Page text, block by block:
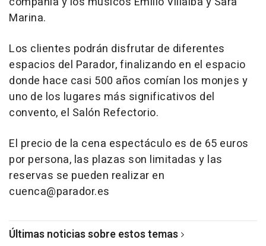
Marina.
Los clientes podrán disfrutar de diferentes
espacios del Parador, finalizando en el espacio
donde hace casi 500 años comían los monjes y
uno de los lugares más significativos del
convento, el Salón Refectorio.
El precio de la cena espectáculo es de 65 euros
por persona, las plazas son limitadas y las
reservas se pueden realizar en
cuenca@parador.es
Últimas noticias sobre estos temas